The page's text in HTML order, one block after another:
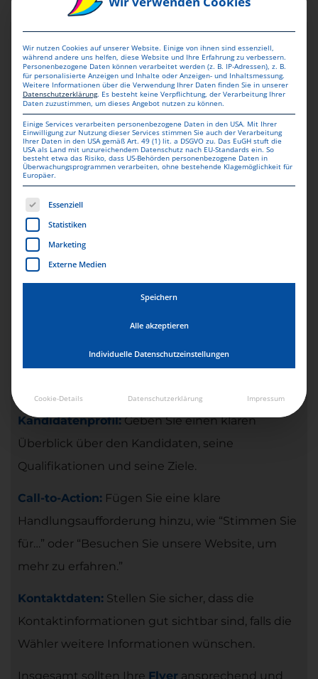
Gestaltung von
gedruckten Flyern – alles,
was Sie wissen sollten
Die Gestaltung IhremFlyer ist von
entscheidender Bedeutung. Hier sind einige
Tipps, die Ihnen bei der Erstellung effektiver Flyer
helfen können:
Klare Botschaften:
wichtigsten Botschaften und Ziele klar und
professionelle Grafiken, Bilder und Farbschemata,
Kandidatenprofil:Geben Sie einen klaren
Überblick über den Kandidaten, seine
Qualifikationen und seine Ziele.
Call-to-Action: Fügen Sie eine klare
Handlungsaufforderung hinzu, wie “Stimmen Sie
für…” oder “Besuchen Sie unsere Website, um
mehr zu erfahren.”
Kontaktdaten: Stellen Sie sicher, dass die
Kontaktinformationen gut sichtbar sind, falls die
Wähler weitere Informationen wünschen.
Insgesamt sollten Ihre Flyer ansprechend und
Wir nutzen Cookies auf unserer Website. Einige von ihnen sind essenziell,
während andere uns helfen, diese Website und Ihre Erfahrung zu verbessern.
Personenbezogene Daten können verarbeitet werden (z. B. IP-Adressen), z. B.
für personalisierte Anzeigen und Inhalte oder Anzeigen- und Inhaltsmessung.
Weitere Informationen über die Verwendung Ihrer Daten finden Sie in unserer
Datenschutzerklärung. Es besteht keine Verpflichtung, der Verarbeitung Ihrer
Daten zuzustimmen, um dieses Angebot nutzen zu können.
Einige Services verarbeiten personenbezogene Daten in den USA. Mit Ihrer
Einwilligung zur Nutzung dieser Services stimmen Sie auch der Verarbeitung
Ihrer Daten in den USA gemäß Art. 49 (1) lit. a DSGVO zu. Das EuGH stuft die
USA als Land mit unzureichendem Datenschutz nach EU-Standards ein. So
besteht etwa das Risiko, dass US-Behörden personenbezogene Daten in
Überwachungsprogrammen verarbeiten, ohne bestehende Klagemöglichkeit für
Europäer.
Es folgt eine Liste der Service-Gruppen, für die eine
Essenziell
Statistiken
Marketing
Externe Medien
Speichern
Alle akzeptieren
Individuelle Datenschutzeinstellungen
Cookie-Details Datenschutzerklärung Impressum